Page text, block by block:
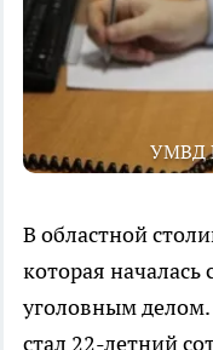
УМВД
В областной
которая началась
уголовным
стал 22-летний